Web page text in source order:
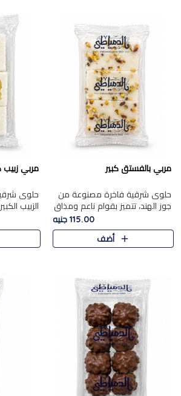
مربي بالفستق كبير
حلوى شرقية فاخرة مصنوعة من
جوز الهند، تتميز بقوام ناعم ومذاق
غني، وتزين بقطع من الفستق
الفاخر التي تضيف عليها قرمشة
115.00 جنيه
أضف
مربي زبيب
حلوى
الزبيب
جوز
غني، وتُزين
الذهبي